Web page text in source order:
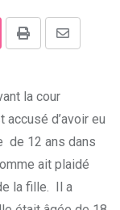
Print
Share
la cour
d’avoir eu
de 12 ans dans
ait plaidé
la fille. Il a